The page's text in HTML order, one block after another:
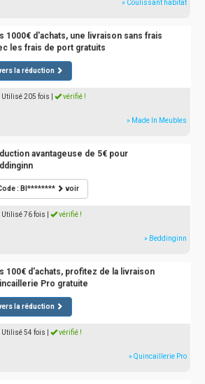
» Coulissant habitat
1000€ d'achats, une livraison sans frais
les frais de port gratuits
la réduction
| Utilisé 205 fois vérifié !
» Made In Meubles
avantageuse de 5€ pour
: BI******** voir
| Utilisé 76 fois vérifié !
» Beddinginn
100€ d'achats, profitez de la livraison
Pro gratuite
la réduction
| Utilisé 54 fois vérifié !
» Quincaillerie Pro